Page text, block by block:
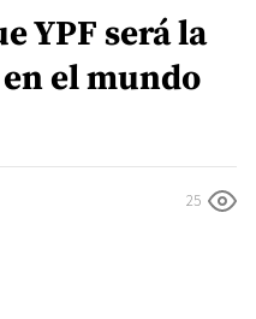
YPF será la
el mundo
25